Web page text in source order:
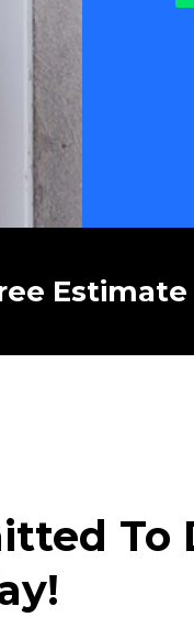
Estimate
To